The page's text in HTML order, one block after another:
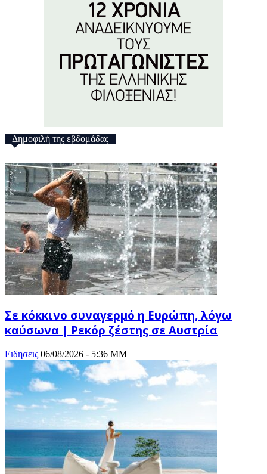
Δημοφιλή της εβδομάδας
Σε κόκκινο συναγερμό η Ευρώπη, λόγω
καύσωνα | Ρεκόρ ζέστης σε Αυστρία
Ειδησεις 06/08/2026 - 5:36 ΜΜ